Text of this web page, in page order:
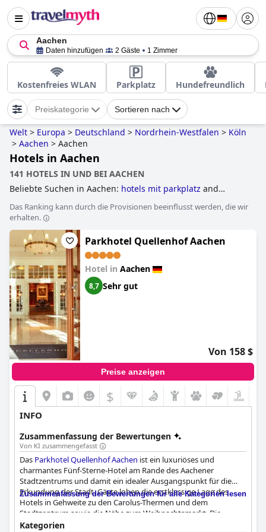
Aachen
Daten hinzufügen 2 Gäste 1 Zimmer
Kostenfreies WLAN Parkplatz Hundefreundlich
Preiskategorie Sortieren nach
Welt > Europa > Deutschland > Nordrhein-Westfalen > Köln
> Aachen > Aachen
Hotels in Aachen
141 HOTELS IN UND BEI AACHEN
Beliebte Suchen in Aachen: hotels mit parkplatz and
Das Ranking kann durch die Provisionen beeinflusst werden, die wir
erhalten.
Parkhotel Quellenhof Aachen
Hotel in Aachen
8,7 Sehr gut
Von 158 $
Preise anzeigen
$
INFO
Zusammenfassung der Bewertungen
Von KI zusammengefasst
Das Parkhotel Quellenhof Aachen ist ein luxuriöses und
charmantes Fünf-Sterne-Hotel am Rande des Aachener
Stadtzentrums und damit ein idealer Ausgangspunkt für die
Erkundung der Stadt. Gäste loben die erstklassige Lage des
Hotels in Gehweite zu den Carolus-Thermen und dem
Stadtzentrum sowie die Nähe zum Weihnachtsmarkt. Die
schöne weihnachtliche Dekoration und die geräumigen Zimmer
Zusammenfassung der Bewertungen für alle Kategorien lesen
Kategorien